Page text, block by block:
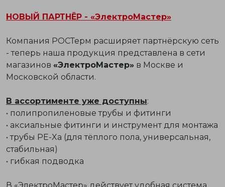
НОВЫЙ ПАРТНЁР - «ЭлектроМастер»
Компания РОСТерм расширяет партнёрскую сеть
- теперь наша продукция представлена в сети
магазинов «ЭлектроМастер» в Москве и
Московской области.
В ассортименте уже доступны:
• полипропиленовые трубы и фитинги
• аксиальные фитинги и инструмент для монтажа
• трубы PE-Xa (для тёплого пола, универсальная,
стабильная)
• гибкая подводка